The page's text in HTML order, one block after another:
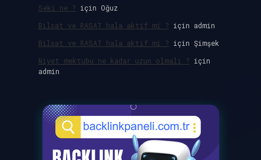
Seki ne ? için Oğuz
Bilsat ve RASAT hala aktif mi ? için admin
Bilsat ve RASAT hala aktif mi ? için Şimşek
Niyet mektubu ne kadar uzun olmalı ? için
admin